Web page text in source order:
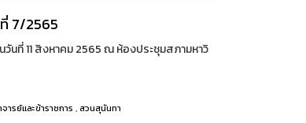
7/2565
นที่ 11 สิงหาคม 2565 ณ ห้องประชุมสภามหาวิ
ารย์และข้าราชการ ,สวนสุนันทา